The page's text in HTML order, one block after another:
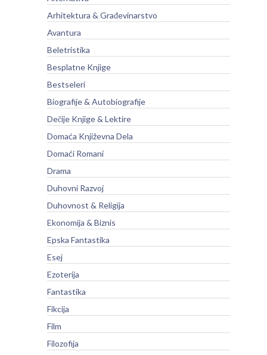
Arhitektura & Građevinarstvo
Avantura
Beletristika
Besplatne Knjige
Bestseleri
Biografije & Autobiografije
Dečije Knjige & Lektire
Domaća Književna Dela
Domaći Romani
Drama
Duhovni Razvoj
Duhovnost & Religija
Ekonomija & Biznis
Epska Fantastika
Esej
Ezoterija
Fantastika
Fikcija
Film
Filozofija